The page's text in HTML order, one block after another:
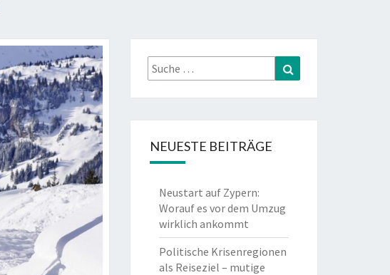
Suche
nach:
NEUESTE BEITRÄGE
Neustart auf Zypern:
Worauf es vor dem Umzug
wirklich ankommt
Politische Krisenregionen
als Reiseziel – mutige